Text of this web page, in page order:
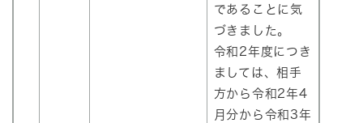
であることに気
づきました。
令和2年度につき
ましては、相手
方から令和2年4
月分から令和3年